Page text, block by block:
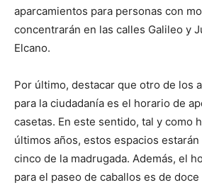
aparcamientos para personas con
concentrarán en las calles Galileo y
Elcano.
Por último, destacar que otro de los
para la ciudadanía es el horario de
casetas. En este sentido, tal y como
últimos años, estos espacios
cinco de la madrugada. Además, el
para el paseo de caballos es de